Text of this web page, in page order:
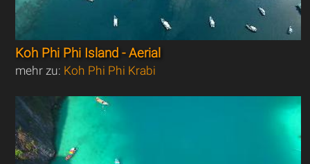
Koh Phi Phi Island - Aerial
mehr zu: Koh Phi Phi Krabi